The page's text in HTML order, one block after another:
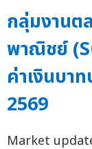
กลุ่มงานต
พาณิชย์
ค่าเงินบา
2569
Market